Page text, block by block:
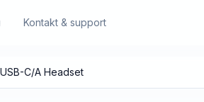
Kontakt & support
C/A Headset